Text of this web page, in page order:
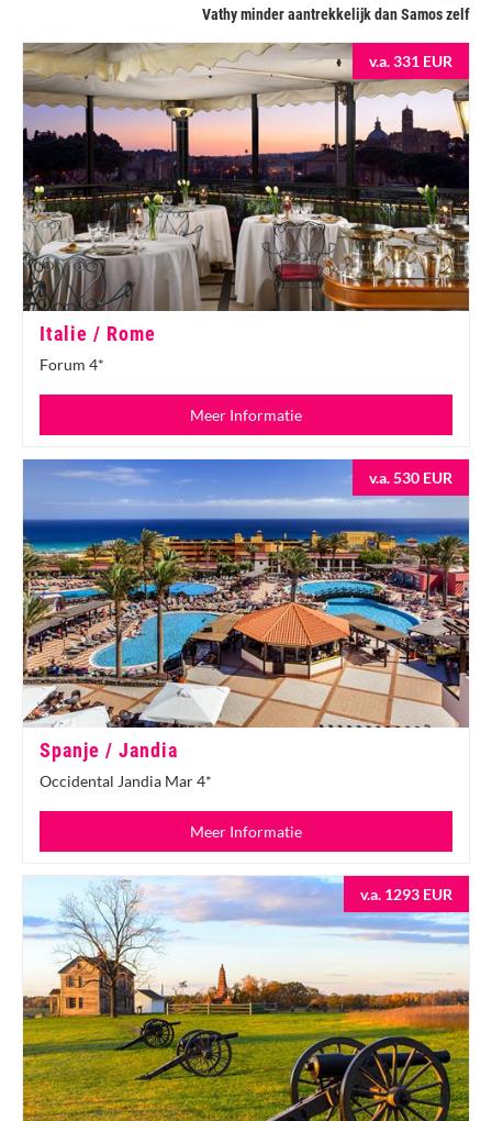
Vathy minder aantrekkelijk dan Samos zelf
v.a. 331 EUR
Italie / Rome
Forum 4*
Meer Informatie
v.a. 530 EUR
Spanje / Jandia
Occidental Jandia Mar 4*
Meer Informatie
v.a. 1293 EUR